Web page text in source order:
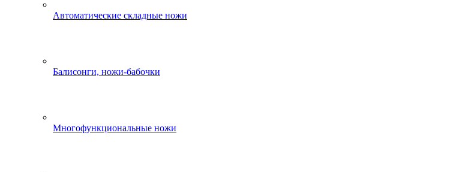
Автоматические складные ножи
Балисонги, ножи-бабочки
Многофункциональные ножи